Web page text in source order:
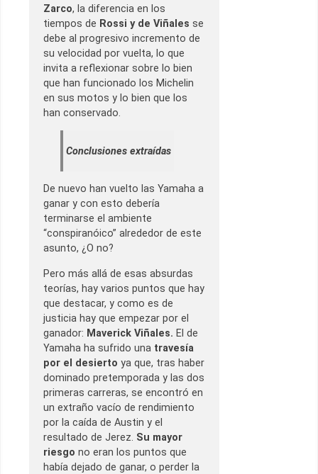
Zarco, la diferencia en los
tiempos de Rossi y de Viñales se
debe al progresivo incremento de
su velocidad por vuelta, lo que
invita a reflexionar sobre lo bien
que han funcionado los Michelin
en sus motos y lo bien que los
han conservado.
Conclusiones extraídas
De nuevo han vuelto las Yamaha a
ganar y con esto debería
terminarse el ambiente
“conspiranóico” alrededor de este
asunto, ¿O no?
Pero más allá de esas absurdas
teorías, hay varios puntos que hay
que destacar, y como es de
justicia hay que empezar por el
ganador: Maverick Viñales. El de
Yamaha ha sufrido una travesía
por el desierto ya que, tras haber
dominado pretemporada y las dos
primeras carreras, se encontró en
un extraño vacío de rendimiento
por la caída de Austin y el
resultado de Jerez. Su mayor
riesgo no eran los puntos que
había dejado de ganar, o perder la